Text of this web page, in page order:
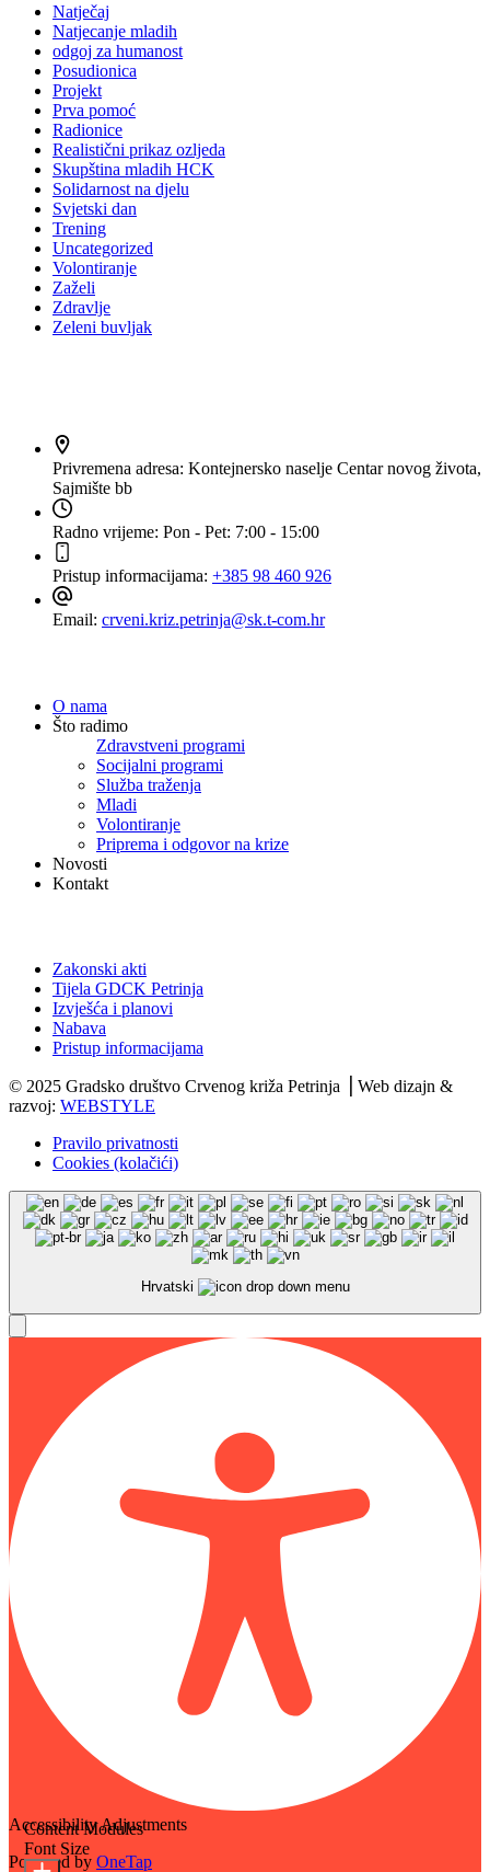
Natječaj
Natjecanje mladih
odgoj za humanost
Posudionica
Projekt
Prva pomoć
Radionice
Realistični prikaz ozljeda
Skupština mladih HCK
Solidarnost na djelu
Svjetski dan
Trening
Uncategorized
Volontiranje
Zaželi
Zdravlje
Zeleni buvljak
Privremena adresa: Kontejnersko naselje Centar novog života,
Sajmište bb
Radno vrijeme: Pon - Pet: 7:00 - 15:00
Pristup informacijama: +385 98 460 926
Email: crveni.kriz.petrinja@sk.t-com.hr
O nama
Što radimo
Zdravstveni programi
Socijalni programi
Služba traženja
Mladi
Volontiranje
Priprema i odgovor na krize
Novosti
Kontakt
Zakonski akti
Tijela GDCK Petrinja
Izvješća i planovi
Nabava
Pristup informacijama
© 2025 Gradsko društvo Crvenog križa Petrinja ⎟ Web dizajn &
razvoj: WEBSTYLE
Pravilo privatnosti
Cookies (kolačići)
Hrvatski
Accessibility Adjustments
Powered by OneTap
Content Modules
Font Size